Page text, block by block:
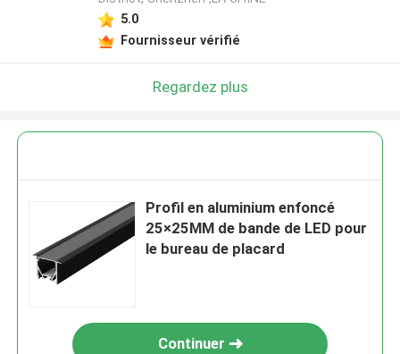
5.0
Fournisseur vérifié
Regardez plus
Profil en aluminium enfoncé
25×25MM de bande de LED pour
le bureau de placard
Continuer